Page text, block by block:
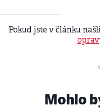
Pokud jste v článku
Mohlo